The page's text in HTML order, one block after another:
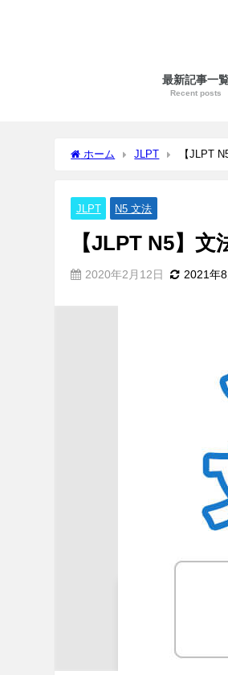
最新記事一
Recent posts
ホーム JLPT 【JLPT
JLPT N5 文法
【JLPT N5】
2020年2月12日 2021年8